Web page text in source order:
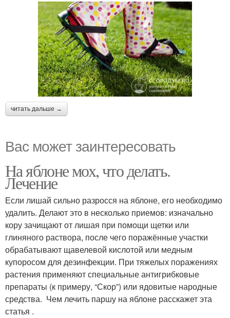
читать дальше →
Вас может заинтересовать
На яблоне мох, что делать.
Лечение
Если лишай сильно разросся на яблоне, его необходимо
удалить. Делают это в несколько приемов: изначально
кору зачищают от лишая при помощи щетки или
глиняного раствора, после чего поражённые участки
обрабатывают щавелевой кислотой или медным
купоросом для дезинфекции. При тяжелых поражениях
растения применяют специальные антигрибковые
препараты (к примеру, “Скор”) или ядовитые народные
средства. Чем лечить паршу на яблоне расскажет эта
статья .